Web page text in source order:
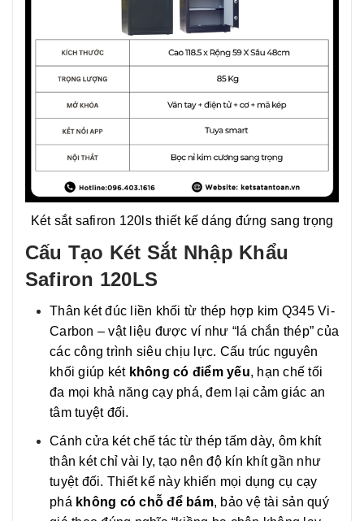
Két sắt safiron 120ls thiết kế dáng đứng sang trọng
Cấu Tạo Két Sắt Nhập Khẩu
Safiron 120LS
Thân két đúc liền khối từ thép hợp kim Q345 Vi-
Carbon – vật liệu được ví như “lá chắn thép” của
các công trình siêu chịu lực. Cấu trúc nguyên
khối giúp két không có điểm yếu, hạn chế tối
đa mọi khả năng cạy phá, đem lại cảm giác an
tâm tuyệt đối.
Cánh cửa két chế tác từ thép tấm dày, ôm khít
thân két chỉ vài ly, tạo nên độ kín khít gần như
tuyệt đối. Thiết kế này khiến mọi dụng cụ cạy
phá không có chỗ để bám, bảo vệ tài sản quý